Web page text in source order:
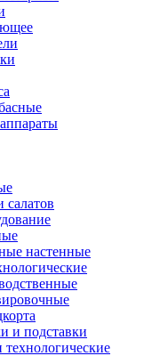
настенные
и подставки